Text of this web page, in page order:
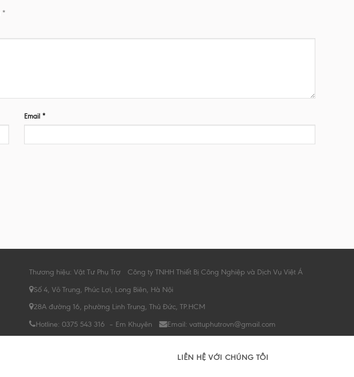
*
Email *
Thương hiệu: Vật Tư Phụ Trợ
Công ty TNHH Thiết Bị Công Nghiệp và Dịch Vụ Việt Á
Số 4, Võ Trung, Phúc Lợi, Long Biên, Hà Nội
28A đường 16, phường Linh Trung, Thủ Đức, TP.HCM
Hotline: 0375 543 316 – Em Khuyên
Email: vattuphutrovn@gmail.com
LIÊN HỆ VỚI CHÚNG TÔI